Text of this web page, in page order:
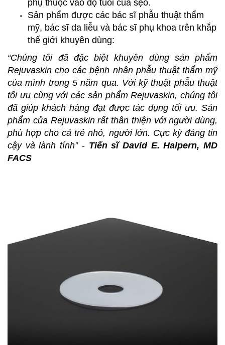
phụ thuộc vào độ tuổi của sẹo.
Sản phẩm được các bác sĩ phẫu thuật thẩm
mỹ, bác sĩ da liễu và bác sĩ phụ khoa trên khắp
thế giới khuyên dùng:
“Chúng tôi đã đặc biệt khuyên dùng sản phẩm
Rejuvaskin cho các bệnh nhân phẫu thuật thẩm mỹ
của mình trong 5 năm qua. Với kỹ thuật phẫu thuật
tối ưu cùng với các sản phẩm Rejuvaskin, chúng tôi
đã giúp khách hàng đạt được tác dụng tối ưu. Sản
phẩm của Rejuvaskin rất thân thiện với người dùng,
phù hợp cho cả trẻ nhỏ, người lớn. Cực kỳ đáng tin
cậy và lành tính”- Tiến sĩ David E. Halpern, MD
FACS